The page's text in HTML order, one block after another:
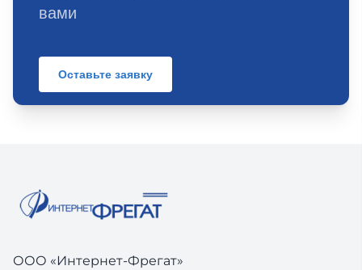
вами
Оставьте заявку
ООО «Интернет-Фрегат»